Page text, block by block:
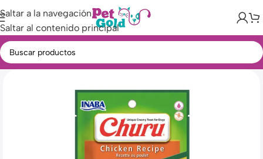
Saltar a la navegación
Saltar al contenido principal